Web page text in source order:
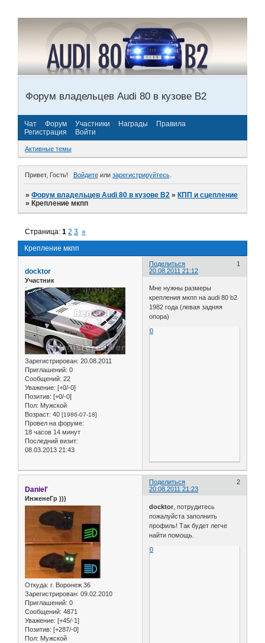
Форум владельцев Audi 80 в кузове В2
Чат Форум Участники Награды
Правила
Регистрация
Войти
Активные темы
Привет, Гость! Войдитеили зарегистрируйтесь.
»Форум владельцев Audi 80 в кузове В2 »КПП и сцепление
»Крепление мкпп
Крепление мкпп
Страница:1 2 3 »
Поделиться
1
20.08.2011 21:12
docktor
Участник
Зарегистрирован: 20.08.2011
Приглашений: 0
Сообщений: 22
Уважение: [+0/-0]
Позитив: [+0/-0]
Пол: Мужской
Возраст: 40 [1986-07-18]
Провел на форуме:
18 часов 14 минут
Последний визит:
08.03.2013 21:43
Мне нужны размеры
крепления мкпп на audi 80 b2
1982 года (левая задняя
опора)
0
Поделиться
2
20.08.2011 21:23
Daniel'
ИнженеГр )))
Откуда: г. Воронеж 36
Зарегистрирован: 09.02.2010
Приглашений: 0
Сообщений: 4871
Уважение: [+45/-1]
Позитив: [+287/-0]
Пол: Мужской
docktor , потрудитесь
пожалуйста заполнить
профиль! Так будет легче
найти помощь.
0